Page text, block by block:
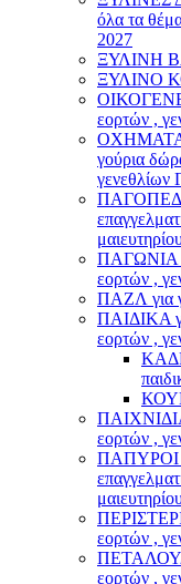
όλα τα
2027
ΞΥΛΙΝΗ
ΞΥΛΙΝΟ
εορτών ,
γούρια
γενεθλίων
ΠΑΓΩΝΙΑ
εορτών ,
ΠΑΖΛ για
ΠΑΙΔΙΚΑ
εορτών ,
ΠΑΙΧΝΙΔΙΑ
εορτών ,
ΠΑΠΥΡΟΙ
εορτών ,
εορτών ,